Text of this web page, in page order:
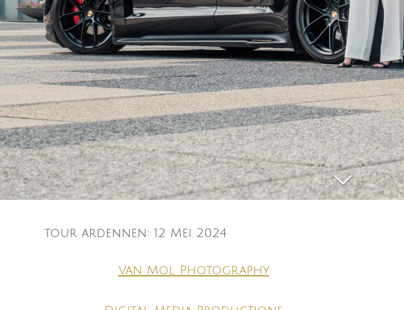
tour ardennen: 12 Mei 2024
Van Mol Photography